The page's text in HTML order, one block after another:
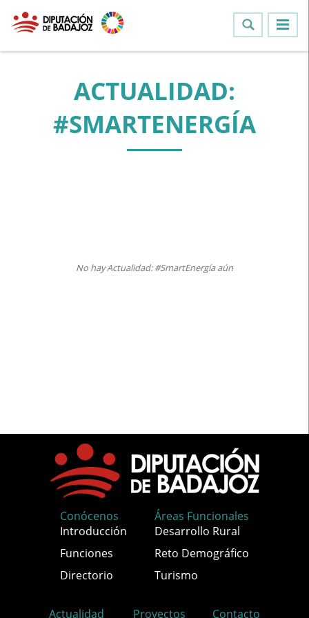
ACTUALIDAD:
#SMARTENERGÍA
No hay Actualidad: #SmartEnergía aún
Conócenos
Introducción
Funciones
Directorio
Áreas Funcionales
Desarrollo Rural
Reto Demográfico
Turismo
Actualidad Proyectos Contacto